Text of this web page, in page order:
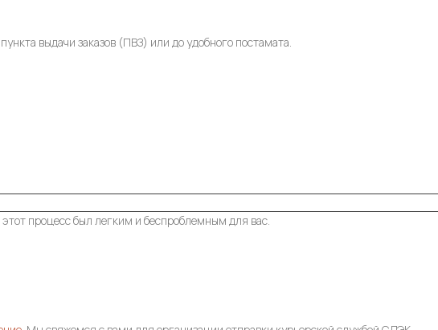
выдачи заказов (ПВЗ) или до удобного постамата.
процесс был легким и беспроблемным для вас.